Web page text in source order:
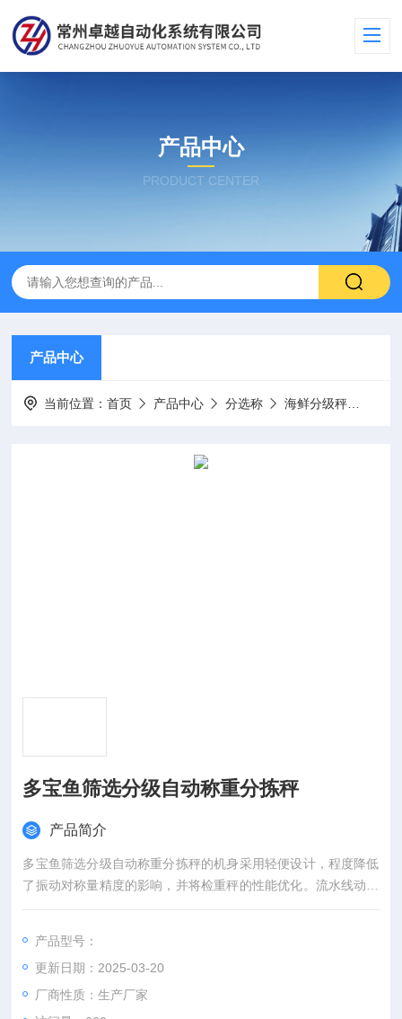
产品中心
PRODUCT CENTER
产品中心
当前位置：首页 产品中心 分选称 海鲜分级秤
多宝鱼筛选分级自动称重分拣秤
产品简介
多宝鱼筛选分级自动称重分拣秤的机身采用轻便设计，程度降低
了振动对称量精度的影响，并将检重秤的性能优化。流水线动态
检重分选秤程度简化设计，将活动部件的数量减到低，这样做不
因为检重秤是一款动态称重设备，所以机械振动会影响到称重精
度。这种振动来源于马达或者输送带本身。检重秤的机身是整个
检重系统关键的组件。
产品型号：
更新日期：2025-03-20
厂商性质：生产厂家